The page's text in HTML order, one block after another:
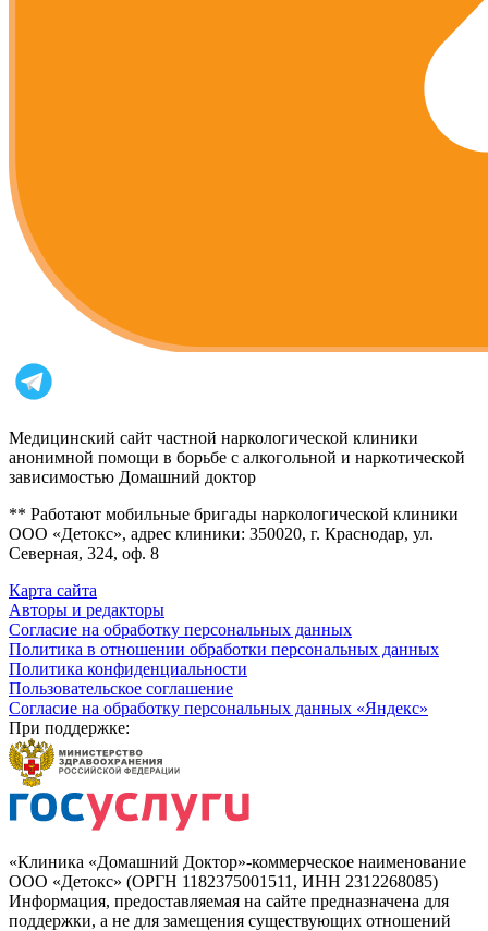
Медицинский сайт частной наркологической клиники
анонимной помощи в борьбе с алкогольной и наркотической
зависимостью Домашний доктор
** Работают мобильные бригады наркологической клиники
ООО «Детокс», адрес клиники: 350020, г. Краснодар, ул.
Северная, 324, оф. 8
Карта сайта
Авторы и редакторы
Согласие на обработку персональных данных
Политика в отношении обработки персональных данных
Политика конфиденциальности
Пользовательское соглашение
Согласие на обработку персональных данных «Яндекс»
При поддержке:
«Клиника «Домашний Доктор»-коммерческое наименование
ООО «Детокс» (ОРГН 1182375001511, ИНН 2312268085)
Информация, предоставляемая на сайте предназначена для
поддержки, а не для замещения существующих отношений